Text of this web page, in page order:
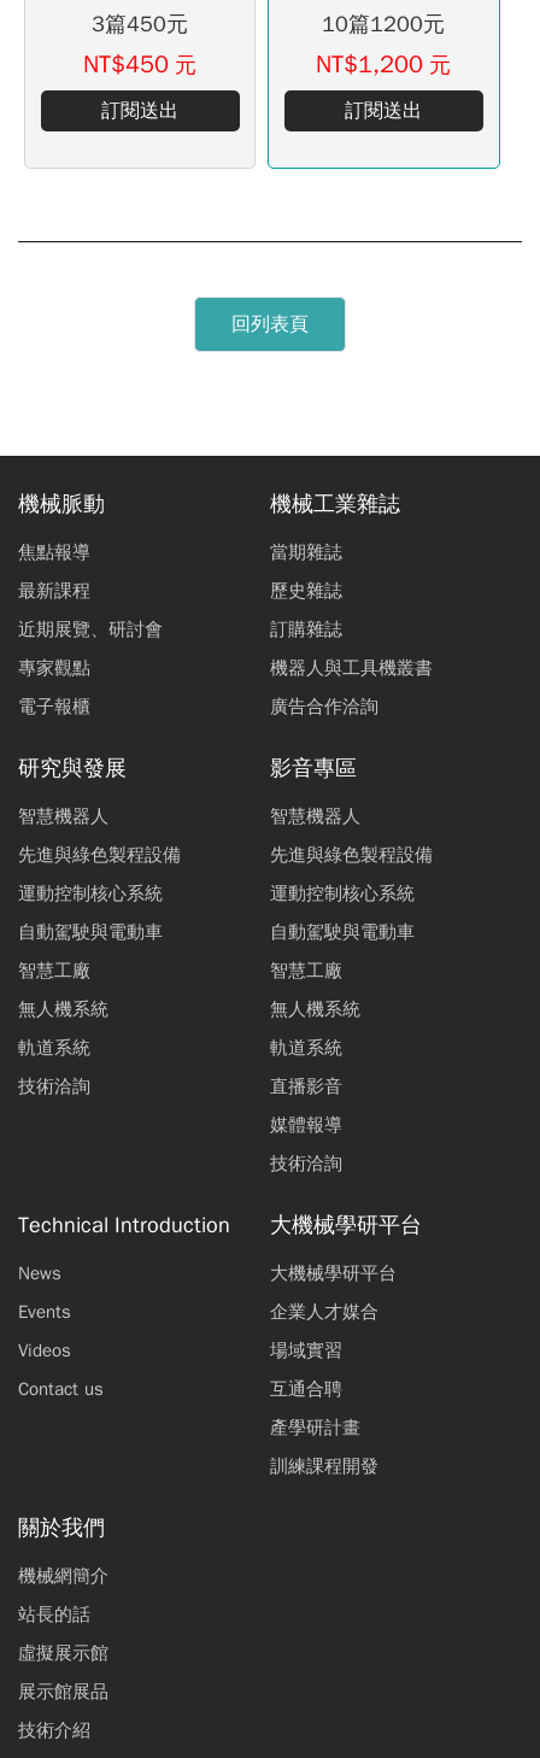
3篇450元
NT$450 元
訂閱送出
10篇1200元
NT$1,200 元
訂閱送出
回列表頁
機械脈動
焦點報導
最新課程
近期展覽、研討會
專家觀點
電子報櫃
機械工業雜誌
當期雜誌
歷史雜誌
訂購雜誌
機器人與工具機叢書
廣告合作洽詢
研究與發展
智慧機器人
先進與綠色製程設備
運動控制核心系統
自動駕駛與電動車
智慧工廠
無人機系統
軌道系統
技術洽詢
影音專區
智慧機器人
先進與綠色製程設備
運動控制核心系統
自動駕駛與電動車
智慧工廠
無人機系統
軌道系統
直播影音
媒體報導
技術洽詢
Technical Introduction
News
Events
Videos
Contact us
大機械學研平台
大機械學研平台
企業人才媒合
場域實習
互通合聘
產學研計畫
訓練課程開發
關於我們
機械網簡介
站長的話
虛擬展示館
展示館展品
技術介紹